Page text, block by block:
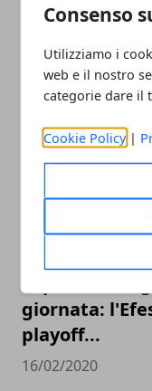
Consenso
Utilizziamo i
web e il nostro
categorie dare il
Cookie Policy |
ARTICOLI
giornata:
playoff...
16/02/2020